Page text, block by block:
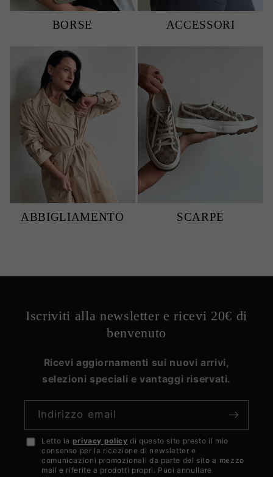
BORSE ACCESSORI
ABBIGLIAMENTO SCARPE
Iscriviti alla newsletter e ricevi 20€ di
benvenuto
Ricevi aggiornamenti sui nuovi arrivi,
selezioni speciali e vantaggi riservati.
Indirizzo email
Accetto
Letto la privacy policy di questo sito presto il mio
consenso per la ricezione di newsletter e
comunicazioni promozionali da parte del sito a mezzo
mail e riferite a prodotti propri. Puoi annullare